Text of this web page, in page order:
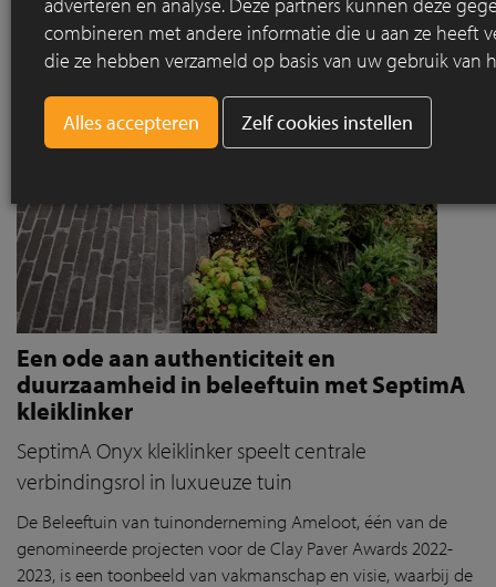
Een ode aan authenticiteit en
duurzaamheid in beleeftuin met SeptimA
kleiklinker
SeptimA Onyx kleiklinker speelt centrale
verbindingsrol in luxueuze tuin
De Beleeftuin van tuinonderneming Ameloot, één van de
genomineerde projecten voor de Clay Paver Awards 2022-
2023, is een toonbeeld van vakmanschap en visie, waarbij de
combineren met andere informatie die u aan ze heeft
die ze hebben verzameld op basis van uw gebruik van
Zelf cookies instellen